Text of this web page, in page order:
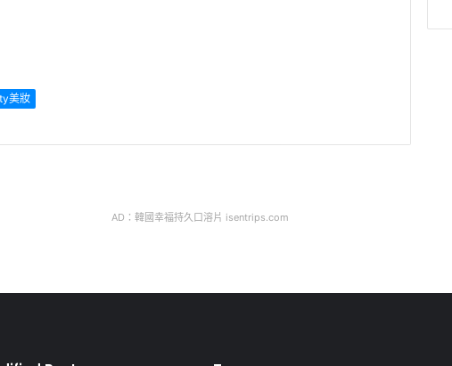
美妝
AD：韓國幸福持久口溶片 isentrips.com